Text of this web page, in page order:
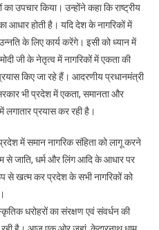
उपचार किया। उन्होंने कहा कि राष्ट्रीय
आधार होती है। यदि देश के नागरिकों में
के लिए कार्य करेंगे। इसी को ध्यान में
जी के नेतृत्व में नागरिकों में एकता की
किए जा रहे हैं। आदरणीय प्रधानमंत्री
भी प्रदेश में एकता, समानता और
लगातार प्रयास कर रही है।
में समान नागरिक संहिता को लागू करने
से जाति, धर्म और लिंग आदि के आधार पर
से खत्म कर प्रदेश के सभी नागरिकों को
धरोहरों का संरक्षण एवं संवर्धन की